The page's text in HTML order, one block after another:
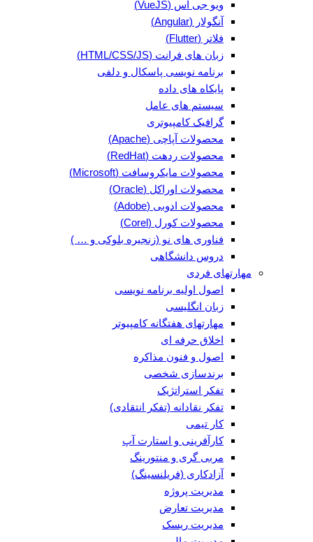
ویو جی اس (VueJS)
آنگولار (Angular)
فلاتر (Flutter)
زبان های فرانت (HTML/CSS/JS)
برنامه نویسی پاسکال و دلفی
پایکاه های داده
سیستم های عامل
گرافیک کامپیوتری
محصولات آپاچی (Apache)
محصولات ردهت (RedHat)
محصولات مایکروسافت (Microsoft)
محصولات اوراکل (Oracle)
محصولات ادوبی (Adobe)
محصولات کورل (Corel)
فناوری های نو (زنجیره بلوکی و … )
دروس دانشگاهی
مهارتهای فردی
اصول اولیه برنامه نویسی
زبان انگلیسی
مهارتهای هفتگانه کامپیوتر
اخلاق حرفه ای
اصول و فنون مذاکره
برندسازی شخصی
تفکر استراتژیک
تفکر نقادانه (تفکر انتقادی)
کار تیمی
کارآفرینی و استارت آپ
مربی گری و منتورینگ
آزادکاری (فریلنسینگ)
مدیریت پروژه
مدیریت تعارض
مدیریت ریسک